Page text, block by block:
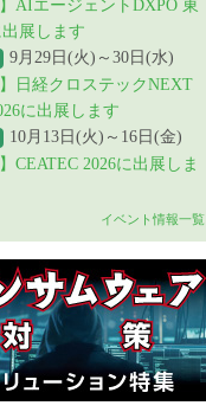
】AIエージェントDXPO 東
展します
9月29日(火)～30日(水)
】日経クロステックNEXT
に出展します
10月13日(火)～16日(金)
】CEATEC 2026に出展しま
イベント情報一覧